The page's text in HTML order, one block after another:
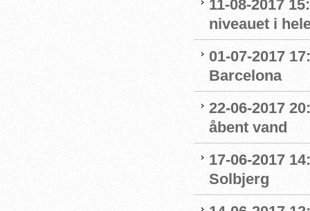
11-08-2017
niveauet i
01-07-2017
Barcelona
22-06-2017
åbent vand
17-06-2017
Solbjerg